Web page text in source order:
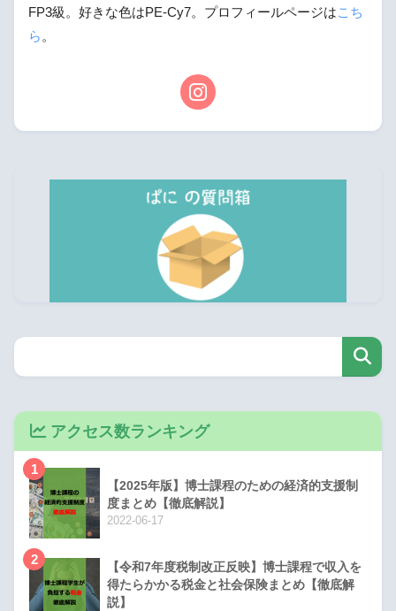
FP3級。好きな色はPE-Cy7。プロフィールページはこち
ら。
アクセス数ランキング
1
【2025年版】博士課程のための経済的支援制
度まとめ【徹底解説】
2022-06-17
2
【令和7年度税制改正反映】博士課程で収入を
得たらかかる税金と社会保険まとめ【徹底解
説】